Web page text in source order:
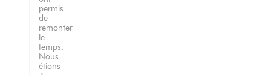
permis
de
remonter
le
temps.
Nous
étions